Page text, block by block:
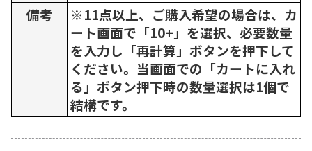
備考
※11点以上、ご購入希望の場合は、カ
ート画面で「10+」を選択、必要数量
を入力し「再計算」ボタンを押下して
ください。当画面での「カートに入れ
る」ボタン押下時の数量選択は1個で
結構です。